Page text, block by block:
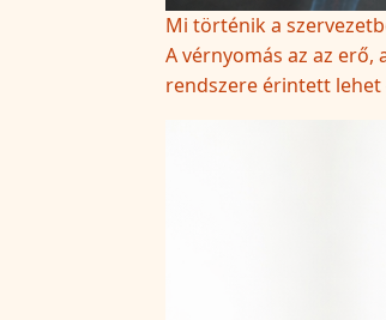
Mi történik a
A vérnyomás az az
rendszere érintett lehet